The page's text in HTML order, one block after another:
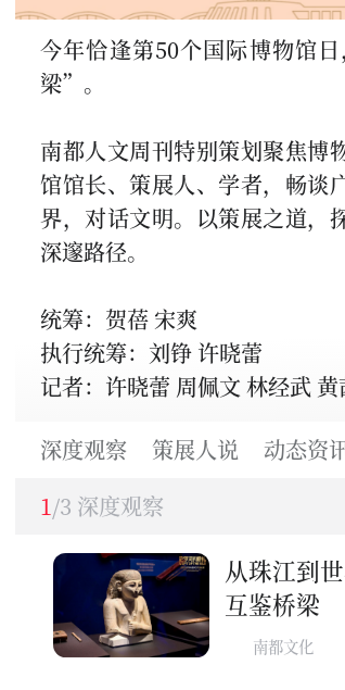
今年恰逢第50个国际博物馆
梁”。
南都人文周刊特别策划聚焦博
馆馆长、策展人、学者，畅谈
界，对话文明。以策展之道，
深邃路径。
统筹：贺蓓 宋爽
执行统筹：刘铮 许晓蕾
记者：许晓蕾 周佩文 林经武
深度观察 策展人说
动态资
1/3 深度观察
从珠江到
互鉴桥梁
南都文化